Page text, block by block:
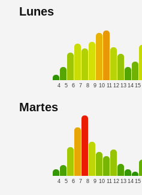
Lunes
4 5 6 7 8 9 10 11 12 13 14 15
Martes
4 5 6 7 8 9 10 11 12 13 14 15